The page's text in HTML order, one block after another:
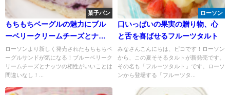
菓子パン
もちもちベーグルの魅力にブル
ーベリークリームチーズとナッ
ツの風味が加わり、絶品サンド
イッチローソンがより誕生
ローソンより新しく発売されたもちもちベ
ーグルサンドが気になる！ブルーベリーク
リームチーズとナッツの相性がいいことは
間違いなし！...
ローソン
口いっぱいの果実の贈り物、心
と舌を喜ばせるフルーツタルト
みなさんこんにちは、ピコです！ローソン
から、この夏そそるタルトが新発売です。
その名も「フルーツタルト」です。ローソ
ンから登場する「フルーツタ...